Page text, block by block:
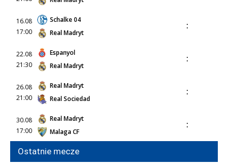
16.08
17:00
Schalke 04
Real Madryt
:
22.08
21:30
Espanyol
Real Madryt
:
26.08
21:00
Real Madryt
Real Sociedad
:
30.08
17:00
Real Madryt
Malaga CF
:
Ostatnie mecze